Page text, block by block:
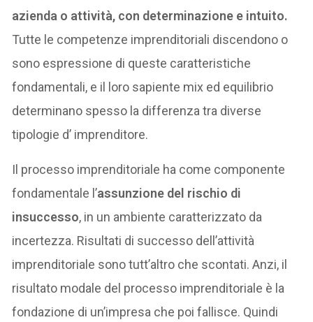
azienda o attività, con determinazione e intuito.
Tutte le competenze imprenditoriali discendono o
sono espressione di queste caratteristiche
fondamentali, e il loro sapiente mix ed equilibrio
determinano spesso la differenza tra diverse
tipologie d’ imprenditore.
Il processo imprenditoriale ha come componente
fondamentale l’assunzione del rischio di
insuccesso, in un ambiente caratterizzato da
incertezza. Risultati di successo dell’attività
imprenditoriale sono tutt’altro che scontati. Anzi, il
risultato modale del processo imprenditoriale è la
fondazione di un’impresa che poi fallisce. Quindi